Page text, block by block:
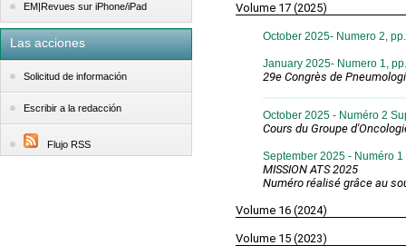
EM|Revues sur iPhone/iPad
Las acciones
Solicitud de información
Escribir a la redacción
Flujo RSS
Volume 17 (2025)
October 2025- Numero 2,
January 2025- Numero 1,
29e Congrès de
October 2025 - Numéro 2
Cours du Groupe
September 2025 - Numéro
MISSION ATS 2025
Numéro réalisé grâce au
Volume 16 (2024)
Volume 15 (2023)